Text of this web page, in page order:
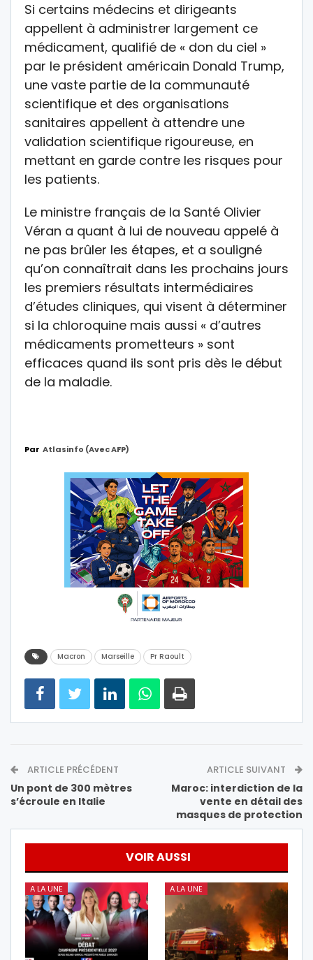
Si certains médecins et dirigeants
appellent à administrer largement ce
médicament, qualifié de « don du ciel »
par le président américain Donald Trump,
une vaste partie de la communauté
scientifique et des organisations
sanitaires appellent à attendre une
validation scientifique rigoureuse, en
mettant en garde contre les risques pour
les patients.
Le ministre français de la Santé Olivier
Véran a quant à lui de nouveau appelé à
ne pas brûler les étapes, et a souligné
qu’on connaîtrait dans les prochains jours
les premiers résultats intermédiaires
d’études cliniques, qui visent à déterminer
si la chloroquine mais aussi « d’autres
médicaments prometteurs » sont
efficaces quand ils sont pris dès le début
de la maladie.
Par Atlasinfo (avec AFP)
Macron Marseille Pr Raoult
ARTICLE PRÉCÉDENT
Un pont de 300 mètres
s’écroule en Italie
ARTICLE SUIVANT
Maroc: interdiction de la
vente en détail des
masques de protection
VOIR AUSSI
A LA UNE A LA UNE